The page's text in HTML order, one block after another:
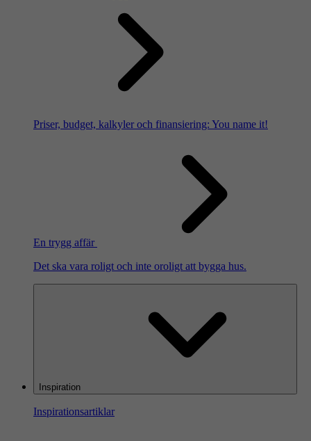
Priser, budget, kalkyler och finansiering: You name it!
En trygg affär
Det ska vara roligt och inte oroligt att bygga hus.
Inspiration
Inspirationsartiklar